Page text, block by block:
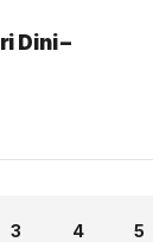
Dini –
3 4 5